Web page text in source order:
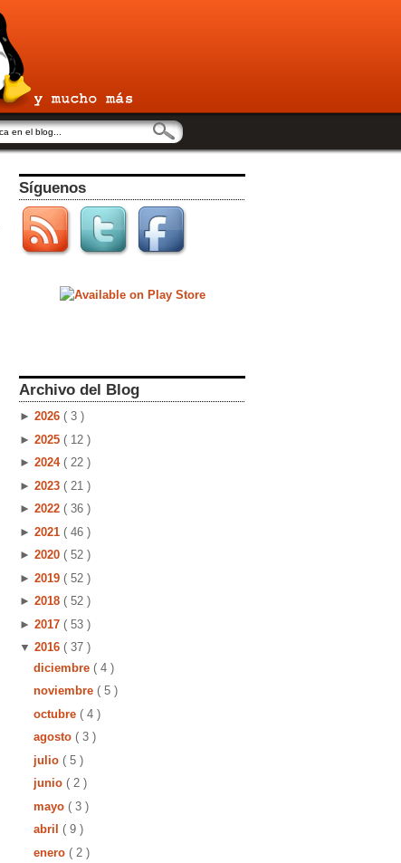
Síguenos
Archivo del Blog
► 2026 ( 3 )
► 2025 ( 12 )
► 2024 ( 22 )
► 2023 ( 21 )
► 2022 ( 36 )
► 2021 ( 46 )
► 2020 ( 52 )
► 2019 ( 52 )
► 2018 ( 52 )
► 2017 ( 53 )
▼ 2016 ( 37 )
diciembre ( 4 )
noviembre ( 5 )
octubre ( 4 )
agosto ( 3 )
julio ( 5 )
junio ( 2 )
mayo ( 3 )
abril ( 9 )
enero ( 2 )